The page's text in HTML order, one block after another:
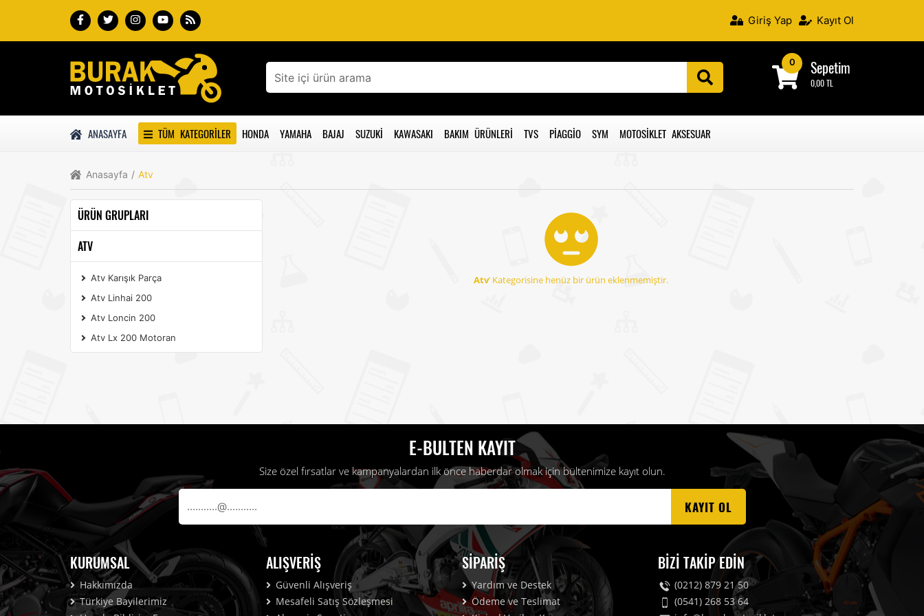
Giriş Yap Kayıt Ol
0 Sepetim
0,00 TL
ANASAYFA TÜM KATEGORILER HONDA YAMAHA BAJAJ SUZUKI KAWASAKI BAKIM ÜRÜNLERI TVS PIAGGIO SYM MOTOSIKLET AKSESUAR
Anasayfa / Atv
ÜRÜN GRUPLARI
ATV
Atv Karışık Parça
Atv Linhai 200
Atv Loncin 200
Atv Lx 200 Motoran
Atv’ Kategorisine henüz bir ürün eklenmemiştir.
E-BULTEN KAYIT
Size özel fırsatlar ve kampanyalardan ilk önce haberdar olmak için bültenimize kayıt olun.
KAYIT OL
KURUMSAL
Hakkımızda
Türkiye Bayilerimiz
ALIŞVERIŞ
Güvenli Alışveriş
Mesafeli Satış Sözleşmesi
SIPARIŞ
Yardım ve Destek
Ödeme ve Teslimat
BIZI TAKIP EDIN
(0212) 879 21 50
(0541) 268 53 64